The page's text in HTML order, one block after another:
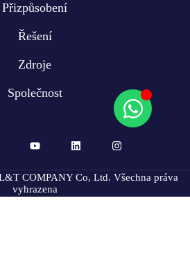
Přizpůsobení
Řešení
Zdroje
Společnost
COMPANY Co, Ltd. Všechna práva
vyhrazena